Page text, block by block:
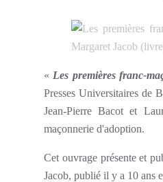
« Les premières franc-
Presses Universitaires de
Jean-Pierre Bacot et
maçonnerie d'adoption.
Cet ouvrage présente et
Jacob, publié il y a 10 ans